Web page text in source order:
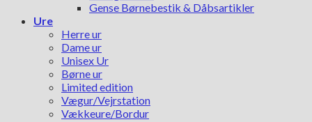
Gense Børnebestik & Dåbsartikler
Ure
Herre ur
Dame ur
Unisex Ur
Børne ur
Limited edition
Vægur/Vejrstation
Vækkeure/Bordur